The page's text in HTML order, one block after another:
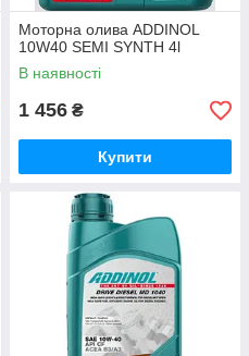
Моторна олива ADDINOL
10W40 SEMI SYNTH 4l
В наявності
1 456 ₴
Купити